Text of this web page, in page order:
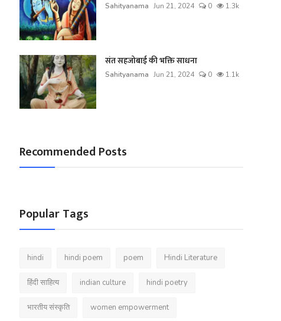
Sahityanama Jun 21, 2024 0 1.3k
संत सहजोबाई की भक्ति साधना
Sahityanama Jun 21, 2024 0 1.1k
Recommended Posts
Popular Tags
hindi hindi poem poem Hindi Literature
हिंदी साहित्य indian culture hindi poetry
भारतीय संस्कृति women empowerment